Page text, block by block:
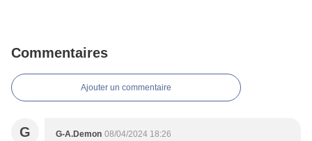
Commentaires
Ajouter un commentaire
G G-A.Demon 08/04/2024 18:26